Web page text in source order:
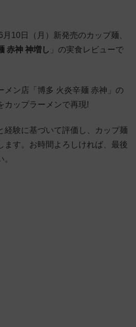
10日（月）新発売のカップ麺、
赤神 神増し 」の実食レビューで
メン店「博多 火炎辛麺 赤神」の
カップラーメンで再現!
経験に基づいて評価し、カップ麺
ます。お時間よろしければ、最後